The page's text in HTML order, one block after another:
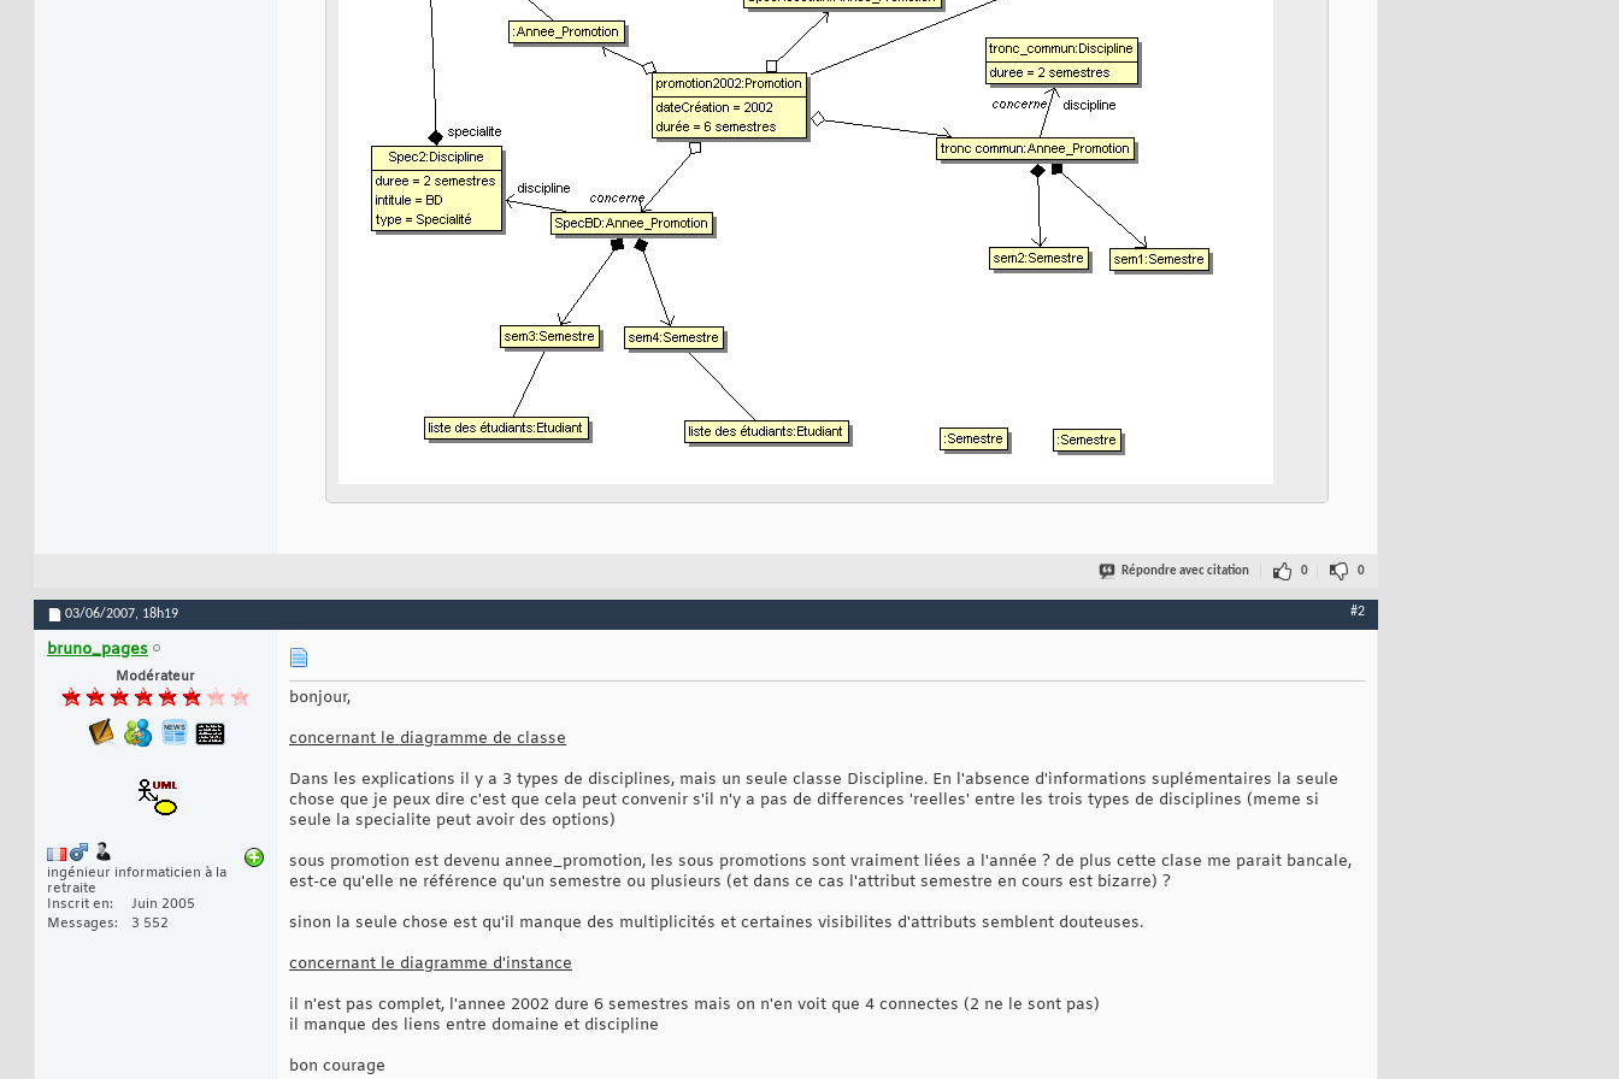
Répondre avec citation 0 0
03/06/2007, 18h19 #2
bruno_pages
Modérateur
ingénieur informaticien à la
retraite
Inscrit en
Juin 2005
Messages
3 552
bonjour,
concernant le diagramme de classe
Dans les explications il y a 3 types de disciplines, mais un seule classe Discipline. En l'absence d'informations suplémentaires la seule
chose que je peux dire c'est que cela peut convenir s'il n'y a pas de differences 'reelles' entre les trois types de disciplines (meme si
seule la specialite peut avoir des options)
sous promotion est devenu annee_promotion, les sous promotions sont vraiment liées a l'année ? de plus cette clase me parait bancale,
est-ce qu'elle ne référence qu'un semestre ou plusieurs (et dans ce cas l'attribut semestre en cours est bizarre) ?
sinon la seule chose est qu'il manque des multiplicités et certaines visibilites d'attributs semblent douteuses.
concernant le diagramme d'instance
il n'est pas complet, l'annee 2002 dure 6 semestres mais on n'en voit que 4 connectes (2 ne le sont pas)
il manque des liens entre domaine et discipline
bon courage